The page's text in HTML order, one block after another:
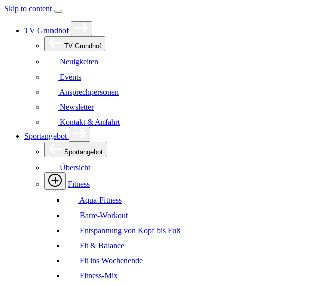
Skip to content
TV Grundhof
TV Grundhof
Neuigkeiten
Events
Ansprechpersonen
Newsletter
Kontakt & Anfahrt
Sportangebot
Sportangebot
Übersicht
Fitness
Aqua-Fitness
Barre-Workout
Entspannung von Kopf bis Fuß
Fit & Balance
Fit ins Wochenende
Fitness-Mix